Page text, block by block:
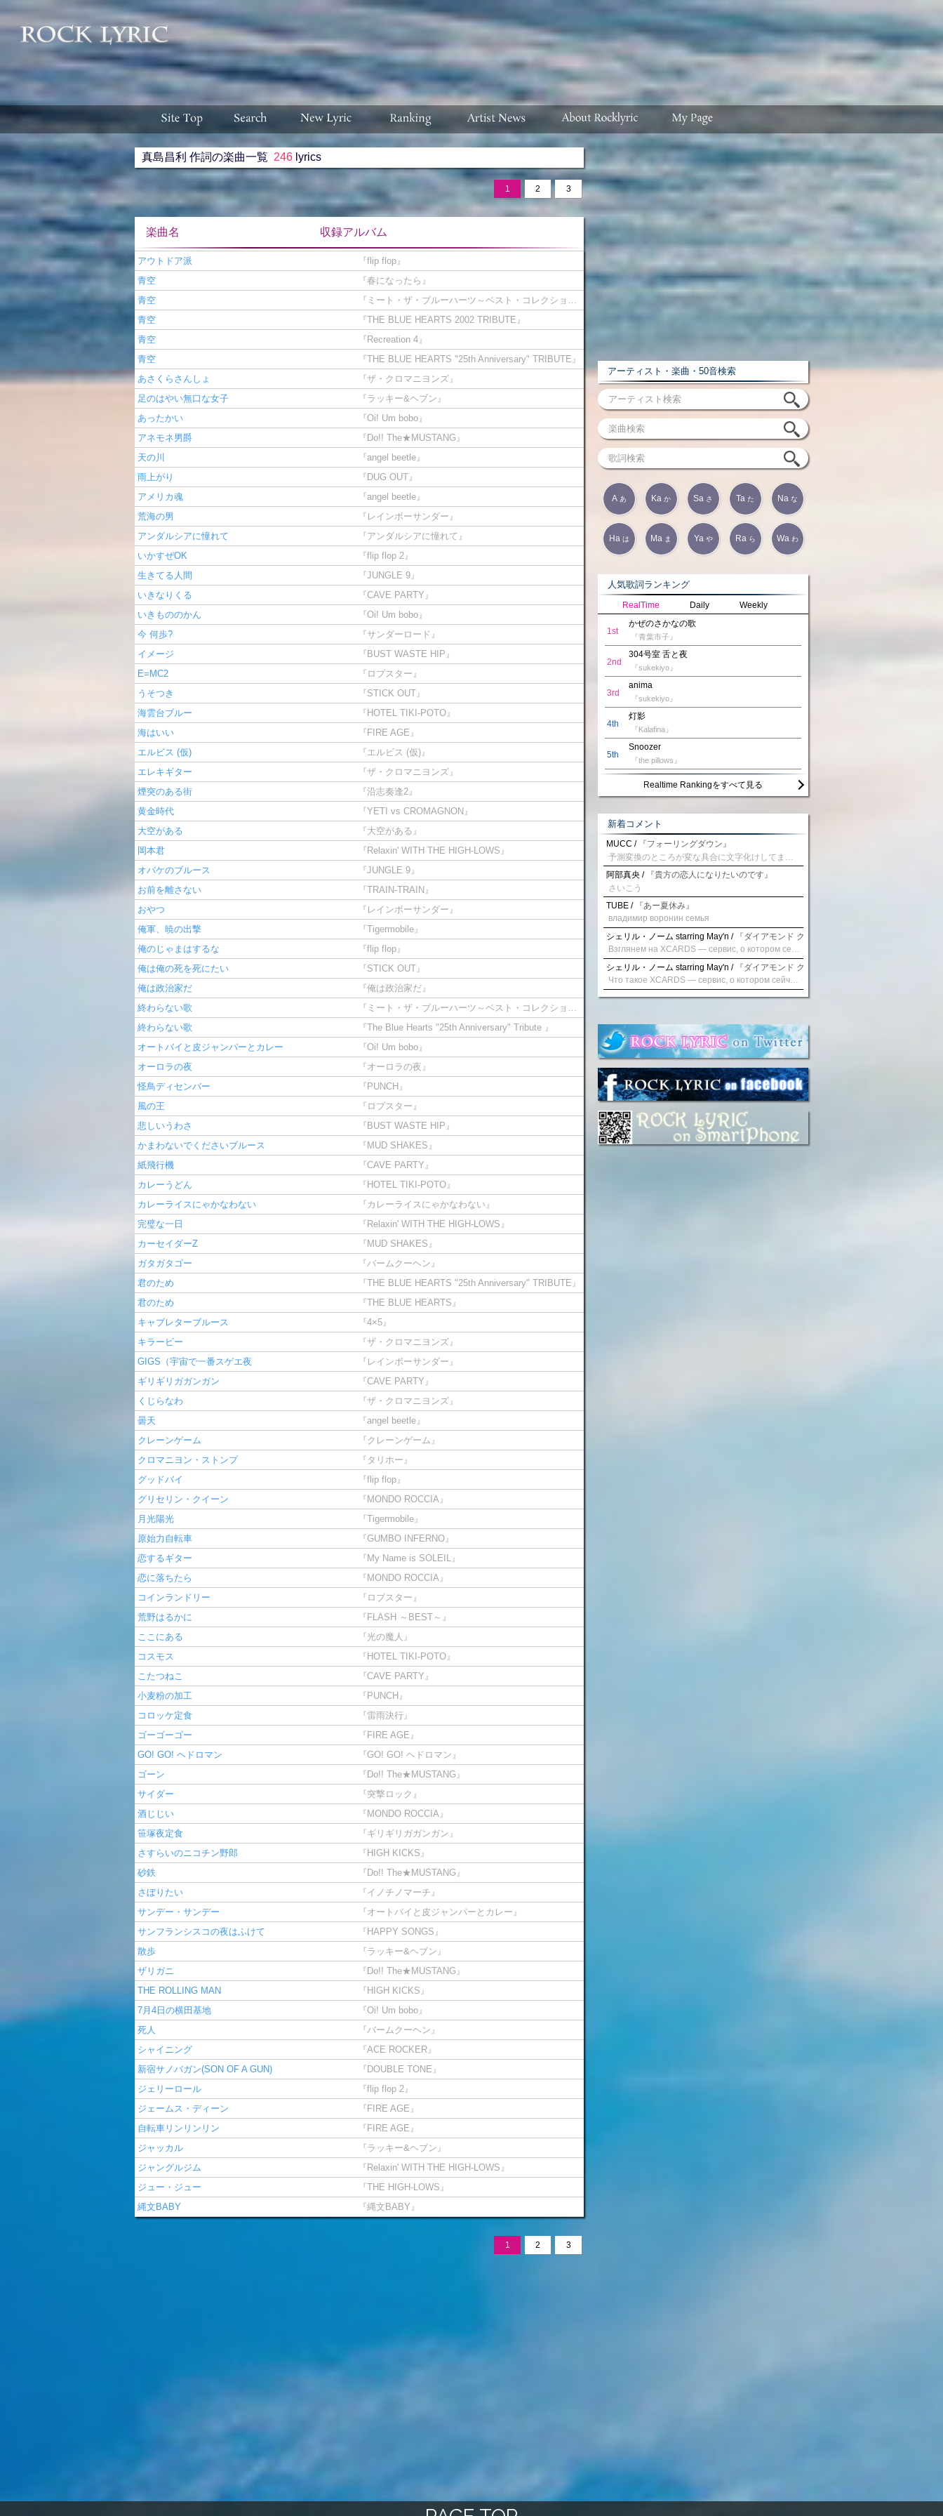
真島昌利 作詞の楽曲一覧 246 lyrics
1 2 3
楽曲名 収録アルバム
アウトドア派
『flip flop』
青空
『春になったら』
青空
『ミート・ザ・ブルーハーツ～ベスト・コレクション・イン・USA』
青空
『THE BLUE HEARTS 2002 TRIBUTE』
青空
『Recreation 4』
青空
『THE BLUE HEARTS "25th Anniversary" TRIBUTE』
あさくらさんしょ
『ザ・クロマニヨンズ』
足のはやい無口な女子
『ラッキー&ヘブン』
あったかい
『Oi! Um bobo』
アネモネ男爵
『Do!! The★MUSTANG』
天の川
『angel beetle』
雨上がり
『DUG OUT』
アメリカ魂
『angel beetle』
荒海の男
『レインボーサンダー』
アンダルシアに憧れて
『アンダルシアに憧れて』
いかすぜOK
『flip flop 2』
生きてる人間
『JUNGLE 9』
いきなりくる
『CAVE PARTY』
いきもののかん
『Oi! Um bobo』
今 何歩?
『サンダーロード』
イメージ
『BUST WASTE HIP』
E=MC2
『ロブスター』
うそつき
『STICK OUT』
海雲台ブルー
『HOTEL TIKI-POTO』
海はいい
『FIRE AGE』
エルビス (仮)
『エルビス (仮)』
エレキギター
『ザ・クロマニヨンズ』
煙突のある街
『沿志奏逢2』
黄金時代
『YETI vs CROMAGNON』
大空がある
『大空がある』
岡本君
『Relaxin' WITH THE HIGH-LOWS』
オバケのブルース
『JUNGLE 9』
お前を離さない
『TRAIN-TRAIN』
おやつ
『レインボーサンダー』
俺軍、暁の出撃
『Tigermobile』
俺のじゃまはするな
『flip flop』
俺は俺の死を死にたい
『STICK OUT』
俺は政治家だ
『俺は政治家だ』
終わらない歌
『ミート・ザ・ブルーハーツ～ベスト・コレクション・イン・USA』
終わらない歌
『The Blue Hearts "25th Anniversary" Tribute 』
オートバイと皮ジャンパーとカレー
『Oi! Um bobo』
オーロラの夜
『オーロラの夜』
怪鳥ディセンバー
『PUNCH』
風の王
『ロブスター』
悲しいうわさ
『BUST WASTE HIP』
かまわないでくださいブルース
『MUD SHAKES』
紙飛行機
『CAVE PARTY』
カレーうどん
『HOTEL TIKI-POTO』
カレーライスにゃかなわない
『カレーライスにゃかなわない』
完璧な一日
『Relaxin' WITH THE HIGH-LOWS』
カーセイダーZ
『MUD SHAKES』
ガタガタゴー
『バームクーヘン』
君のため
『THE BLUE HEARTS "25th Anniversary" TRIBUTE』
君のため
『THE BLUE HEARTS』
キャブレターブルース
『4×5』
キラービー
『ザ・クロマニヨンズ』
GIGS（宇宙で一番スゲエ夜
『レインボーサンダー』
ギリギリガガンガン
『CAVE PARTY』
くじらなわ
『ザ・クロマニヨンズ』
曇天
『angel beetle』
クレーンゲーム
『クレーンゲーム』
クロマニヨン・ストンプ
『タリホー』
グッドバイ
『flip flop』
グリセリン・クイーン
『MONDO ROCCIA』
月光陽光
『Tigermobile』
原始力自転車
『GUMBO INFERNO』
恋するギター
『My Name is SOLEIL』
恋に落ちたら
『MONDO ROCCIA』
コインランドリー
『ロブスター』
荒野はるかに
『FLASH ～BEST～』
ここにある
『光の魔人』
コスモス
『HOTEL TIKI-POTO』
こたつねこ
『CAVE PARTY』
小麦粉の加工
『PUNCH』
コロッケ定食
『雷雨決行』
ゴーゴーゴー
『FIRE AGE』
GO! GO! ヘドロマン
『GO! GO! ヘドロマン』
ゴーン
『Do!! The★MUSTANG』
サイダー
『突撃ロック』
酒じじい
『MONDO ROCCIA』
笹塚夜定食
『ギリギリガガンガン』
さすらいのニコチン野郎
『HIGH KICKS』
砂鉄
『Do!! The★MUSTANG』
さぼりたい
『イノチノマーチ』
サンデー・サンデー
『オートバイと皮ジャンパーとカレー』
サンフランシスコの夜はふけて
『HAPPY SONGS』
散歩
『ラッキー&ヘブン』
ザリガニ
『Do!! The★MUSTANG』
THE ROLLING MAN
『HIGH KICKS』
7月4日の横田基地
『Oi! Um bobo』
死人
『バームクーヘン』
シャイニング
『ACE ROCKER』
新宿サノバガン(SON OF A GUN)
『DOUBLE TONE』
ジェリーロール
『flip flop 2』
ジェームス・ディーン
『FIRE AGE』
自転車リンリンリン
『FIRE AGE』
ジャッカル
『ラッキー&ヘブン』
ジャングルジム
『Relaxin' WITH THE HIGH-LOWS』
ジュー・ジュー
『THE HIGH-LOWS』
縄文BABY
『縄文BABY』
1 2 3
アーティスト・楽曲・50音検索
A あ Ka か Sa さ Ta た Na な
Ha は Ma ま Ya や Ra ら Wa わ
人気歌詞ランキング
RealTime Daily Weekly
1st
かぜのさかなの歌
『青葉市子』
2nd
304号室 舌と夜
『sukekiyo』
3rd
anima
『sukekiyo』
4th
灯影
『Kalafina』
5th
Snoozer
『the pillows』
Realtime Rankingをすべて見る
新着コメント
MUCC / 『フォーリングダウン』
阿部真央 / 『貴方の恋人になりたいのです』
さいこう
TUBE / 『あー夏休み』
владимир воронин семья
シェリル・ノーム starring May'n / 『ダイアモンド クレバス/射手座☆午後九時 Don't be
シェリル・ノーム starring May'n / 『ダイアモンド クレバス/射手座☆午後九時 Don't be
Что такое XCARDS — сервис, о котором сейчас говорят. Буквально на днях заметил о интересный бренд XCARDS, он помогает создавать онлайн карты чтобы управлять бюджетами. Ключевые преимущества: Выпуск занимает всего считанные минуты. Платформа даёт возможность оформить множество карт для разных целей. Есть поддержка в любое время суток включая персонального менеджера. Есть контроль без задержек — транзакции, уведомления, аналитика — всё под рукой. Возможные нюансы: Регистрация: европейская юрисдикция — желательно убедиться, что сервис можно использовать без нарушений. Финансовые условия: возможно, есть скрытые комиссии, поэтому лучше внимательно прочитать договор. Отзывы пользователей: по отзывам поддержка работает быстро. Надёжность системы: внедрены базовые меры безопасности, но всё равно советую не хранить большие суммы на карте. Вывод: В целом платформа кажется отличным помощником для маркетологов. Платформа сочетает скорость, удобство и гибкость. Как вы думаете? Пользовались ли вы XCARDS? Поделитесь опытом — будет интересно сравнить. Виртуальные карты для бизнеса